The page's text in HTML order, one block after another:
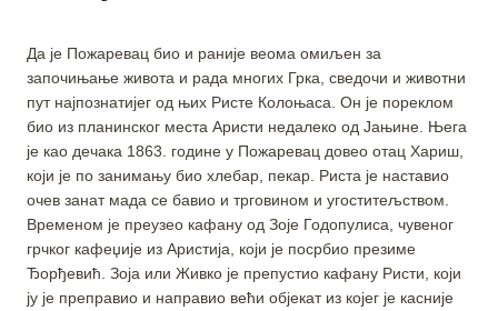
Да је Пожаревац био и раније веома омиљен за
започињање живота и рада многих Грка, сведочи и животни
пут најпознатијег од њих Ристе Колоњаса. Он је пореклом
био из планинског места Аристи недалеко од Јањине. Њега
је као дечака 1863. године у Пожаревац довео отац Хариш,
који је по занимању био хлебар, пекар. Риста је наставио
очев занат мада се бавио и трговином и угоститељством.
Временом је преузео кафану од Зоје Годопулиса, чувеног
грчког кафеџије из Аристија, који је посрбио презиме
Ђорђевић. Зоја или Живко је препустио кафану Ристи, који
ју је преправио и направио већи објекат из којег је касније